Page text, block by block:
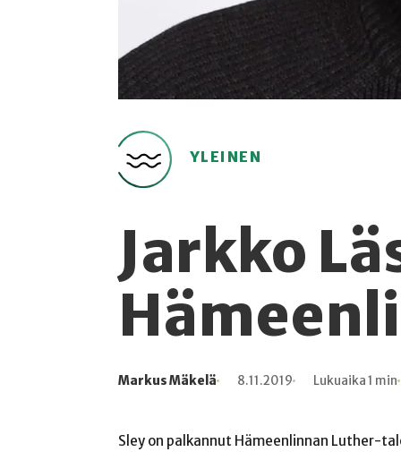
YLEINEN
Jarkko
Kirjoittaja
Markus Mäkelä
Julkaistu 8.11.2019
Lukuaika Lukuaika 1 min
Lukukertoja
Sley on palkannut Hämeenlinnan Luther-